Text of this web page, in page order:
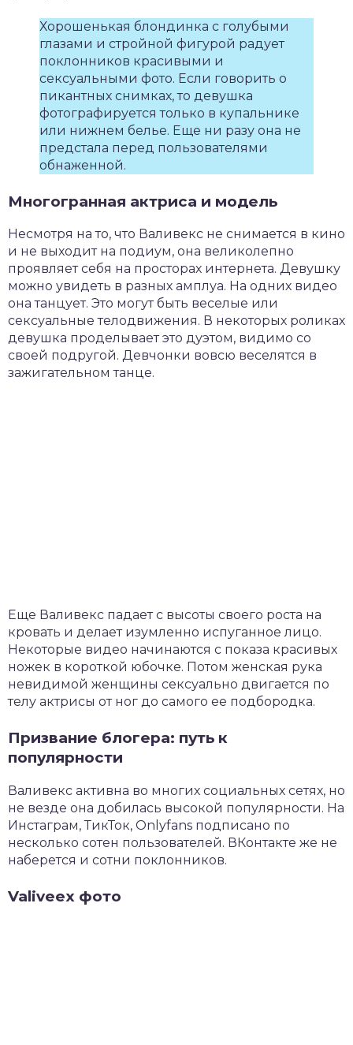
Хорошенькая блондинка с голубыми
глазами и стройной фигурой радует
поклонников красивыми и
сексуальными фото. Если говорить о
пикантных снимках, то девушка
фотографируется только в купальнике
или нижнем белье. Еще ни разу она не
предстала перед пользователями
обнаженной.
Многогранная актриса и модель
Несмотря на то, что Валивекс не снимается в кино
и не выходит на подиум, она великолепно
проявляет себя на просторах интернета. Девушку
можно увидеть в разных амплуа. На одних видео
она танцует. Это могут быть веселые или
сексуальные телодвижения. В некоторых роликах
девушка проделывает это дуэтом, видимо со
своей подругой. Девчонки вовсю веселятся в
зажигательном танце.
Еще Валивекс падает с высоты своего роста на
кровать и делает изумленно испуганное лицо.
Некоторые видео начинаются с показа красивых
ножек в короткой юбочке. Потом женская рука
невидимой женщины сексуально двигается по
телу актрисы от ног до самого ее подбородка.
Призвание блогера: путь к
популярности
Валивекс активна во многих социальных сетях, но
не везде она добилась высокой популярности. На
Инстаграм, ТикТок, Onlyfans подписано по
несколько сотен пользователей. ВКонтакте же не
наберется и сотни поклонников.
Valiveex фото